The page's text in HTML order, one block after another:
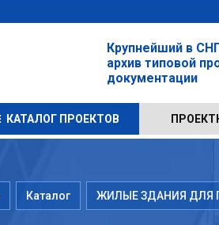
Крупнейший в
архив типовой
документации
КАТАЛОГ ПРОЕКТОВ
Каталог ЖИЛЫЕ ЗДАНИЯ ДЛЯ